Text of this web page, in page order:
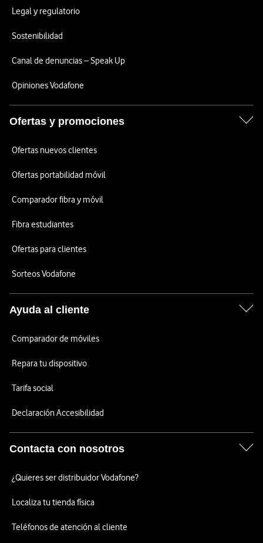
Legal y regulatorio
Sostenibilidad
Canal de denuncias – Speak Up
Opiniones Vodafone
Ofertas y promociones
Ofertas nuevos clientes
Ofertas portabilidad móvil
Comparador fibra y móvil
Fibra estudiantes
Ofertas para clientes
Sorteos Vodafone
Ayuda al cliente
Comparador de móviles
Repara tu dispositivo
Tarifa social
Declaración Accesibilidad
Contacta con nosotros
¿Quieres ser distribuidor Vodafone?
Localiza tu tienda física
Teléfonos de atención al cliente